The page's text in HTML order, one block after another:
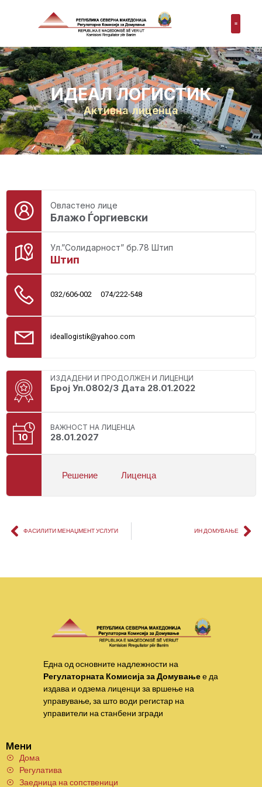
ИДЕАЛ ЛОГИСТИК
Активна лиценца
Овластено лице
Блажо Ѓоргиевски
Ул.”Солидарност” бр.78 Штип
Штип
032/606-002 074/222-548
ideallogistik@yahoo.com
ИЗДАДЕНИ И ПРОДОЛЖЕН И ЛИЦЕНЦИ
Број Уп.0802/3 Дата 28.01.2022
ВАЖНОСТ НА ЛИЦЕНЦА
28.01.2027
Решение Лиценца
ФАСИЛИТИ МЕНАЏМЕНТ УСЛУГИ ИН ДОМУВАЊЕ
Една од основните надлежности на
Регулаторната Комисија за Домувањее да
издава и одзема лиценци за вршење на
управување, за што води регистар на
управители на станбени згради
Мени
Дома
Регулатива
Заедница на сопственици